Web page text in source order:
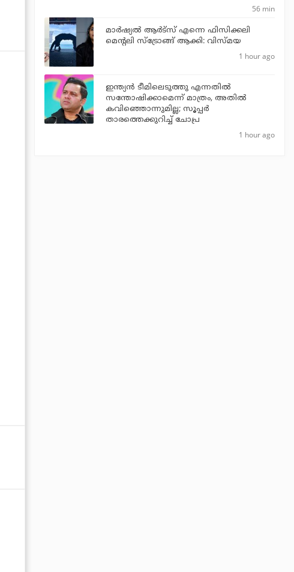
56 min
മാർഷ്യൽ ആർട്സ് എന്നെ ഫിസിക്കലി
മെന്റലി സ്ട്രോങ്ങ് ആക്കി: വിസ്മയ
1 hour ago
ഇന്ത്യന്‍ ടീമിലെടുത്തു എന്നതില്‍
സന്തോഷിക്കാമെന്ന് മാത്രം, അതില്‍
കവിഞ്ഞൊന്നുമില്ല; സൂപ്പര്‍
താരത്തെക്കുറിച്ച് ചോപ്ര
1 hour ago